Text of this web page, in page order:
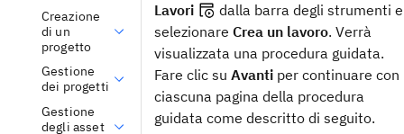
Creazione
di un
progetto
Gestione
dei progetti
Gestione
degli asset
Lavori
dalla barra degli strumenti e
selezionare Crea un lavoro. Verrà
visualizzata una procedura guidata.
Fare clic su Avantiper continuare con
ciascuna pagina della procedura
guidata come descritto di seguito.